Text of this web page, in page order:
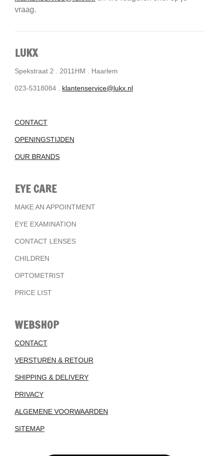
vraag.
LUKX
Spekstraat 2 . 2011HM . Haarlem
023-5318084 . klantenservice@lukx.nl
CONTACT
OPENINGSTIJDEN
OUR BRANDS
EYE CARE
MAKE AN APPOINTMENT
EYE EXAMINATION
CONTACT LENSES
CHILDREN
OPTOMETRIST
PRICE LIST
WEBSHOP
CONTACT
VERSTUREN & RETOUR
SHIPPING & DELIVERY
PRIVACY
ALGEMENE VOORWAARDEN
SITEMAP